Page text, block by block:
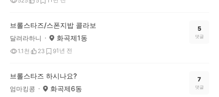
브롤스타즈/스폰지밥 콜라보
달려라하니 화곡제1동
1.1천 23 91년 전
5
댓글
브롤스타즈 하시나요?
엄마킹콩 화곡제6동
7
댓글